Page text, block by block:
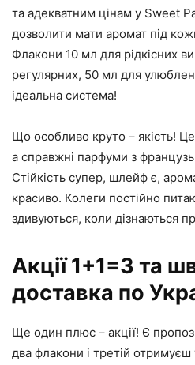
та адекватним цінам у Sweet
дозволити мати аромат під
Флакони 10 мл для рідкісних
регулярних, 50 мл для
ідеальна система!
Що особливо круто – якість!
а справжні парфуми з
Стійкість супер, шлейф є,
красиво. Колеги постійно
здивуються, коли дізнаються
Акції 1+1=3 та
доставка по
Ще один плюс – акції! Є
два флакони і третій